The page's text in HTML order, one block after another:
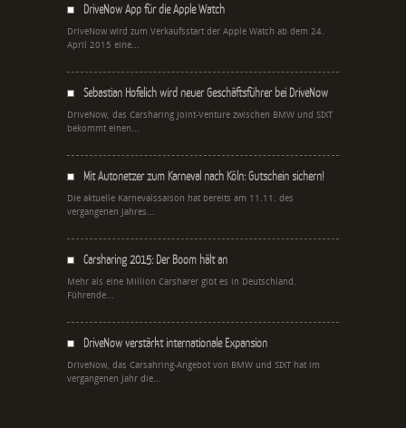
DriveNow App für die Apple Watch
DriveNow wird zum Verkaufsstart der Apple Watch ab dem 24.
April 2015 eine...
Sebastian Hofelich wird neuer Geschäftsführer bei DriveNow
DriveNow, das Carsharing Joint-Venture zwischen BMW und SIXT
bekommt einen...
Mit Autonetzer zum Karneval nach Köln: Gutschein sichern!
Die aktuelle Karnevalssaison hat bereits am 11.11. des
vergangenen Jahres...
Carsharing 2015: Der Boom hält an
Mehr als eine Million Carsharer gibt es in Deutschland.
Führende...
DriveNow verstärkt internationale Expansion
DriveNow, das Carsahring-Angebot von BMW und SIXT hat im
vergangenen Jahr die...